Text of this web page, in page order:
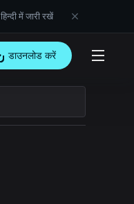
हिन्दी में जारी रखें
डाउनलोड करें